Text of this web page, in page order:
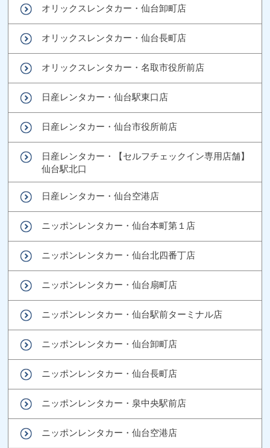
オリックスレンタカー・仙台卸町店
オリックスレンタカー・仙台長町店
オリックスレンタカー・名取市役所前店
日産レンタカー・仙台駅東口店
日産レンタカー・仙台市役所前店
日産レンタカー・【セルフチェックイン専用店舗】
仙台駅北口
日産レンタカー・仙台空港店
ニッポンレンタカー・仙台本町第１店
ニッポンレンタカー・仙台北四番丁店
ニッポンレンタカー・仙台扇町店
ニッポンレンタカー・仙台駅前ターミナル店
ニッポンレンタカー・仙台卸町店
ニッポンレンタカー・仙台長町店
ニッポンレンタカー・泉中央駅前店
ニッポンレンタカー・仙台空港店